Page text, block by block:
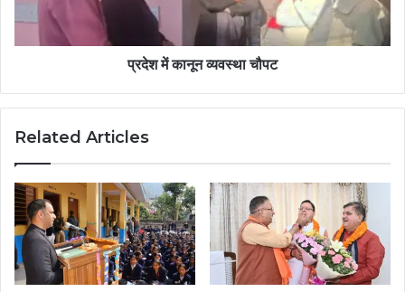
प्रदेश में कानून व्यवस्था चौपट
Related Articles